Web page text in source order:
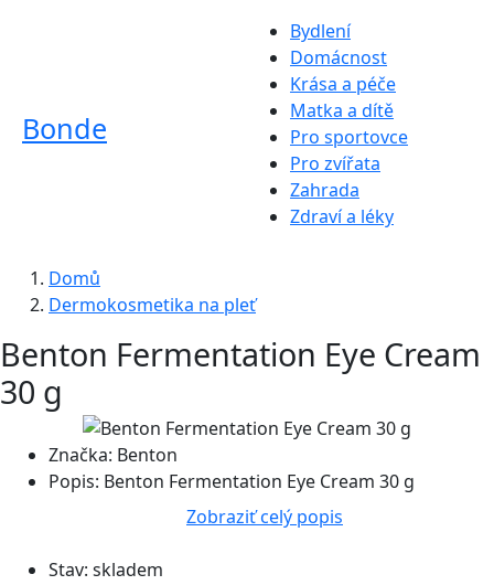
Bonde
Bydlení
Domácnost
Krása a péče
Matka a dítě
Pro sportovce
Pro zvířata
Zahrada
Zdraví a léky
Domů
Dermokosmetika na pleť
Benton Fermentation Eye Cream
30 g
Značka: Benton
Popis: Benton Fermentation Eye Cream 30 g
Zobraziť celý popis
Stav: skladem